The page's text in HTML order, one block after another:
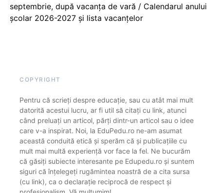
septembrie, după vacanța de vară / Calendarul anului
școlar 2026-2027 și lista vacanțelor
COPYRIGHT
Pentru că scrieți despre educație, sau cu atât mai mult
datorită acestui lucru, ar fi util să citați cu link, atunci
când preluați un articol, părți dintr-un articol sau o idee
care v-a inspirat. Noi, la EduPedu.ro ne-am asumat
această conduită etică și sperăm că și publicațiile cu
mult mai multă experiență vor face la fel. Ne bucurăm
că găsiți subiecte interesante pe Edupedu.ro și suntem
siguri că înțelegeți rugămintea noastră de a cita sursa
(cu link), ca o declarație reciprocă de respect și